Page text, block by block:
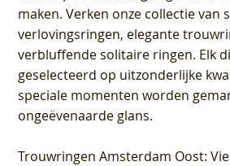
maken. Verken onze collectie van
verlovingsringen, elegante
verbluffende solitaire ringen. Elk
geselecteerd op uitzonderlijke
speciale momenten worden
ongeëvenaarde glans.
Trouwringen Amsterdam Oost: